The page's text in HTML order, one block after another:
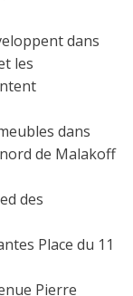
dans
les
dans
de Malakoff
des
Place du 11
Pierre